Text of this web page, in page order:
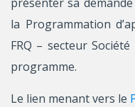
la Programmation
FRQ – secteur
programme.
Le lien menant vers le